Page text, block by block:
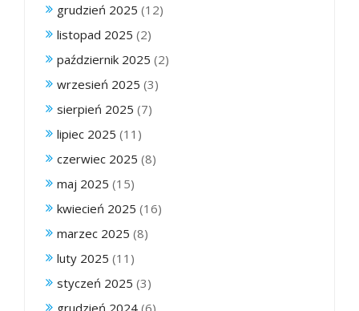
grudzień 2025 (12)
listopad 2025 (2)
październik 2025 (2)
wrzesień 2025 (3)
sierpień 2025 (7)
lipiec 2025 (11)
czerwiec 2025 (8)
maj 2025 (15)
kwiecień 2025 (16)
marzec 2025 (8)
luty 2025 (11)
styczeń 2025 (3)
grudzień 2024 (6)